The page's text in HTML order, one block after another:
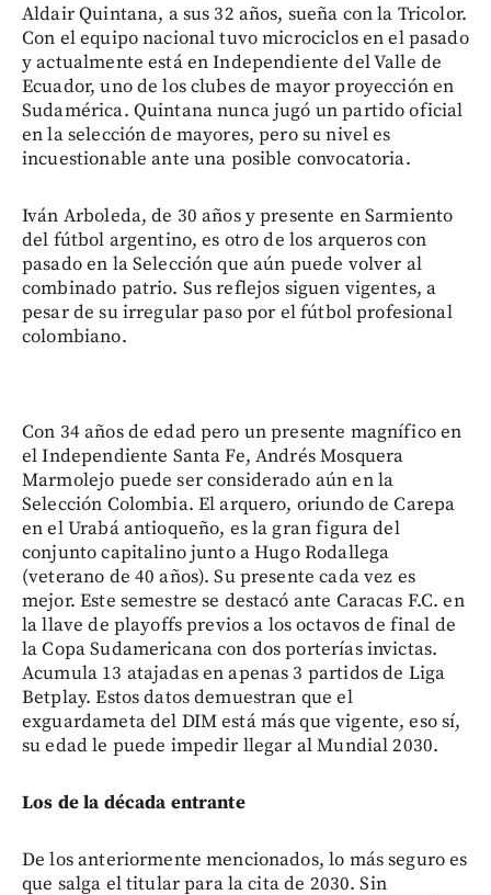
Aldair Quintana, a sus 32 años, sueña con la Tricolor.
Con el equipo nacional tuvo microciclos en el pasado
y actualmente está en Independiente del Valle de
Ecuador, uno de los clubes de mayor proyección en
Sudamérica. Quintana nunca jugó un partido oficial
en la selección de mayores, pero su nivel es
incuestionable ante una posible convocatoria.
Iván Arboleda, de 30 años y presente en Sarmiento
del fútbol argentino, es otro de los arqueros con
pasado en la Selección que aún puede volver al
combinado patrio. Sus reflejos siguen vigentes, a
pesar de su irregular paso por el fútbol profesional
colombiano.
Con 34 años de edad pero un presente magnífico en
el Independiente Santa Fe, Andrés Mosquera
Marmolejo puede ser considerado aún en la
Selección Colombia. El arquero, oriundo de Carepa
en el Urabá antioqueño, es la gran figura del
conjunto capitalino junto a Hugo Rodallega
(veterano de 40 años). Su presente cada vez es
mejor. Este semestre se destacó ante Caracas F.C. en
la llave de playoffs previos a los octavos de final de
la Copa Sudamericana con dos porterías invictas.
Acumula 13 atajadas en apenas 3 partidos de Liga
Betplay. Estos datos demuestran que el
exguardameta del DIM está más que vigente, eso sí,
su edad le puede impedir llegar al Mundial 2030.
Los de la década entrante
De los anteriormente mencionados, lo más seguro es
que salga el titular para la cita de 2030. Sin